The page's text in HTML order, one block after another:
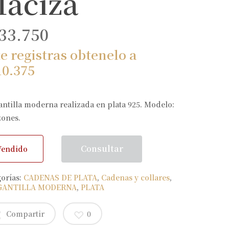
registras obtenelo a
moderna realizada en plata 925. Modelo:
Consultar
CADENAS DE PLATA, Cadenas y collares,
MODERNA,PLATA
Compartir 0